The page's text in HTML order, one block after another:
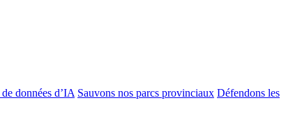
données d’IA Sauvons nos parcs provinciaux Défendons les